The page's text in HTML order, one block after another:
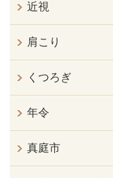
近視
肩こり
くつろぎ
年令
真庭市